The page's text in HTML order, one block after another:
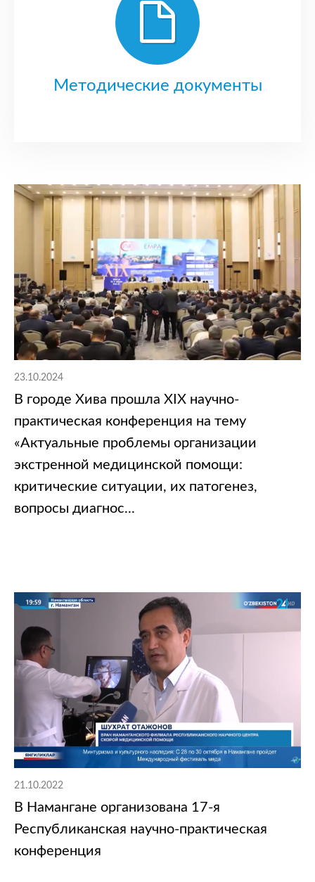
Методические документы
23.10.2024
В городе Хива прошла XIX научно-
практическая конференция на тему
«Актуальные проблемы организации
экстренной медицинской помощи:
критические ситуации, их патогенез,
вопросы диагнос...
21.10.2022
В Намангане организована 17-я
Республиканская научно-практическая
конференция